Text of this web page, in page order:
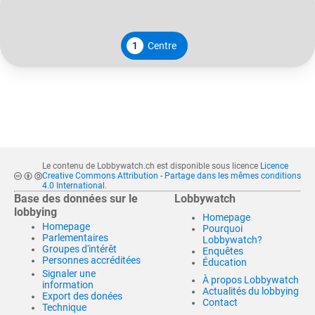
1 Centre
Le contenu de Lobbywatch.ch est disponible sous licence Licence
Creative Commons Attribution - Partage dans les mêmes conditions
4.0 International .
Base des données sur le
lobbying
Homepage
Parlementaires
Groupes d'intérêt
Personnes accréditées
Signaler une
information
Export des donées
Technique
Lobbywatch
Homepage
Pourquoi
Lobbywatch?
Enquêtes
Éducation
À propos Lobbywatch
Actualités du lobbying
Contact